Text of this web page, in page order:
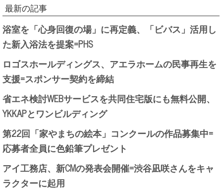
最新の記事
浴室を「心身回復の場」に再定義、「ビバス」活用し
た新入浴法を提案=PHS
ロゴスホールディングス、アエラホームの民事再生を
支援=スポンサー契約を締結
省エネ検討WEBサービスを共同住宅版にも無料公開、
YKKAPとワンビルディング
第22回「家やまちの絵本」コンクールの作品募集中=
応募者全員に色鉛筆プレゼント
アイ工務店、新CMの発表会開催=渋谷凪咲さんをキャ
ラクターに起用